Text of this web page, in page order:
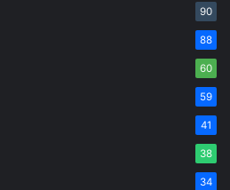
90
88
60
59
41
38
34